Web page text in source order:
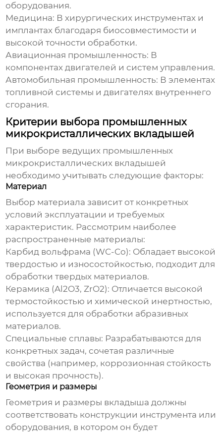
оборудования.
Медицина: В хирургических инструментах и
имплантах благодаря биосовместимости и
высокой точности обработки.
Авиационная промышленность: В
компонентах двигателей и систем управления.
Автомобильная промышленность: В элементах
топливной системы и двигателях внутреннего
сгорания.
Критерии выбора промышленных
микрокристаллических вкладышей
При выборе ведущих промышленных
микрокристаллических вкладышей
необходимо учитывать следующие факторы:
Материал
Выбор материала зависит от конкретных
условий эксплуатации и требуемых
характеристик. Рассмотрим наиболее
распространенные материалы:
Карбид вольфрама (WC-Co): Обладает высокой
твердостью и износостойкостью, подходит для
обработки твердых материалов.
Керамика (Al2O3, ZrO2): Отличается высокой
термостойкостью и химической инертностью,
используется для обработки абразивных
материалов.
Специальные сплавы: Разрабатываются для
конкретных задач, сочетая различные
свойства (например, коррозионная стойкость
и высокая прочность).
Геометрия и размеры
Геометрия и размеры вкладыша должны
соответствовать конструкции инструмента или
оборудования, в котором он будет